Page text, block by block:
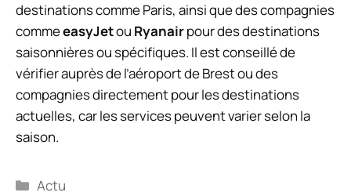
destinations comme Paris, ainsi que des compagnies
commeeasyJetou Ryanairpour des destinations
saisonnières ou spécifiques. Il est conseillé de
vérifier auprès de l’aéroport de Brest ou des
compagnies directement pour les destinations
actuelles, car les services peuvent varier selon la
saison.
Catégories
Actu